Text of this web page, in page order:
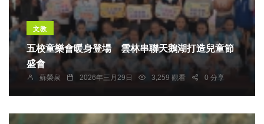
文教
五校童樂會暖身登場 雲林串聯天鵝湖打造兒童節
盛會
蘇榮泉 2026年三月29日 3,259 觀看 0 分享